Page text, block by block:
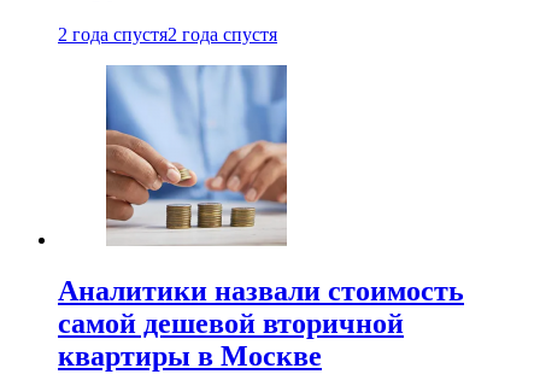
2 года спустя2 года спустя
Аналитики назвали стоимость
самой дешевой вторичной
квартиры в Москве